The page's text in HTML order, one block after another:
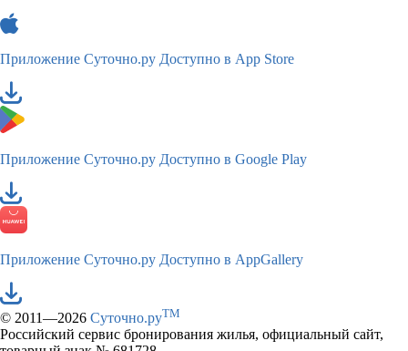
Приложение Суточно.ру Доступно в App Store
Приложение Суточно.ру Доступно в Google Play
Приложение Суточно.ру Доступно в AppGallery
© 2011—2026 Суточно.руTM
Российский сервис бронирования жилья, официальный сайт,